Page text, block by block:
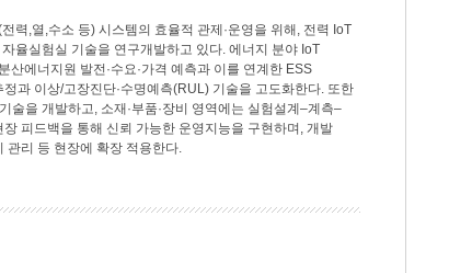
력,열,수소 등) 시스템의 효율적 관제·운영을 위해, 전력 IoT
율실험실 기술을 연구개발하고 있다. 에너지 분야 IoT
에너지원 발전·수요·가격 예측과 이를 연계한 ESS
과 이상/고장진단·수명예측(RUL) 기술을 고도화한다. 또한
술을 개발하고, 소재·부품·장비 영역에는 실험설계–계측–
피드백을 통해 신뢰 가능한 운영지능을 구현하며, 개발
관리 등 현장에 확장 적용한다.